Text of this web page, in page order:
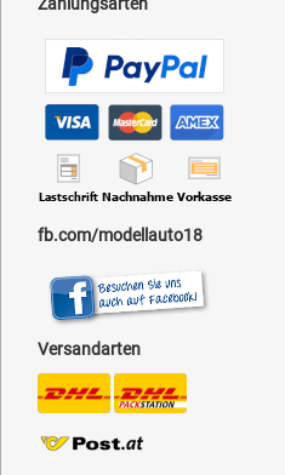
Zahlungsarten
fb.com/modellauto18
Versandarten